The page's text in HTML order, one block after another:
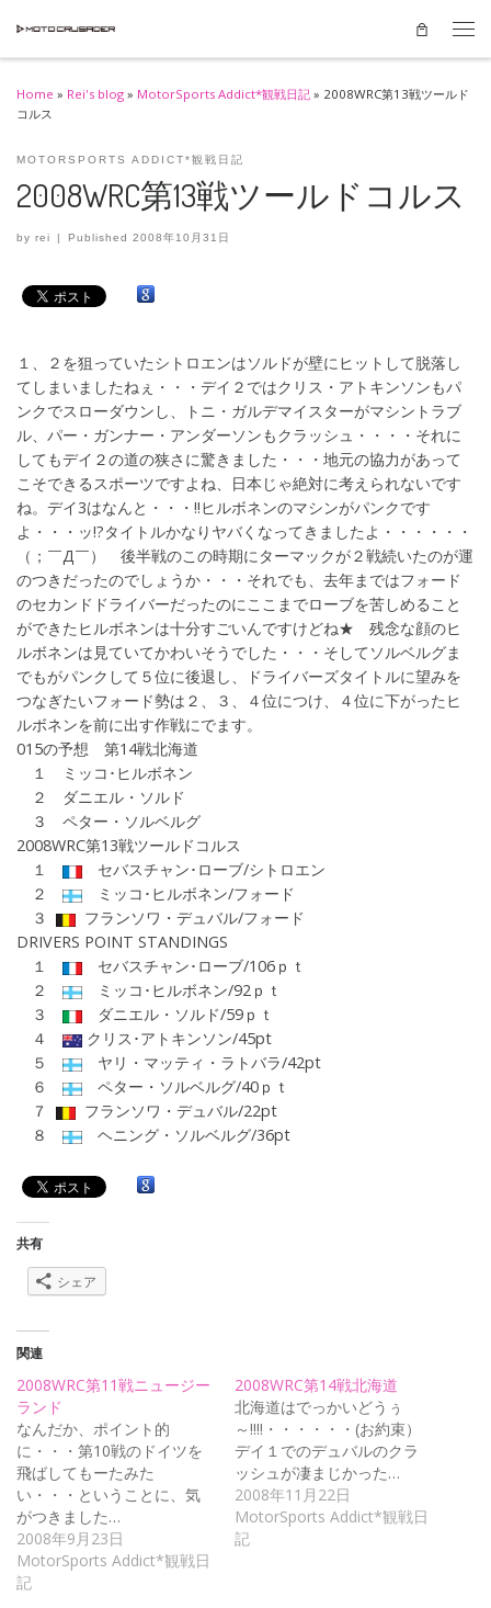
Skip to content
Home » Rei's blog » MotorSports Addict*観戦日記 » 2008WRC第13戦ツールド
コルス
MOTORSPORTS ADDICT*観戦日記
2008WRC第13戦ツールドコルス
by rei Published2008年10月31日
１、２を狙っていたシトロエンはソルドが壁にヒットして脱落し
てしまいましたねぇ・・・デイ２ではクリス・アトキンソンもパ
ンクでスローダウンし、トニ・ガルデマイスターがマシントラブ
ル、パー・ガンナー・アンダーソンもクラッシュ・・・・それに
してもデイ２の道の狭さに驚きました・・・地元の協力があって
こそできるスポーツですよね、日本じゃ絶対に考えられないです
ね。デイ3はなんと・・・!!ヒルボネンのマシンがパンクです
よ・・・ッ!?タイトルかなりヤバくなってきましたよ・・・・・・
（；￣Д￣） 後半戦のこの時期にターマックが２戦続いたのが運
のつきだったのでしょうか・・・それでも、去年まではフォード
のセカンドドライバーだったのにここまでローブを苦しめること
ができたヒルボネンは十分すごいんですけどね★ 残念な顔のヒ
ルボネンは見ていてかわいそうでした・・・そしてソルベルグま
でもがパンクして５位に後退し、ドライバーズタイトルに望みを
つなぎたいフォード勢は２、３、４位につけ、４位に下がったヒ
ルボネンを前に出す作戦にでます。
015の予想 第14戦北海道
１ ミッコ･ヒルボネン
２ ダニエル・ソルド
３ ペター・ソルベルグ
2008WRC第13戦ツールドコルス
１
セバスチャン･ローブ/シトロエン
２
ミッコ･ヒルボネン/フォード
３
フランソワ・デュバル/フォード
DRIVERS POINT STANDINGS
１
セバスチャン･ローブ/106ｐｔ
２
ミッコ･ヒルボネン/92ｐｔ
３
ダニエル・ソルド/59ｐｔ
４
クリス･アトキンソン/45pt
５
ヤリ・マッティ・ラトバラ/42pt
６
ペター・ソルベルグ/40ｐｔ
７
フランソワ・デュバル/22pt
８
ヘニング・ソルベルグ/36pt
共有
シェア
関連
2008WRC第11戦ニュージー
ランド
なんだか、ポイント的
に・・・第10戦のドイツを
飛ばしてもーたみた
い・・・ということに、気
がつきました…
2008年9月23日
MotorSports Addict*観戦日
記
2008WRC第14戦北海道
北海道はでっかいどうぅ
～!!!!・・・・・・(お約束）
デイ１でのデュバルのクラ
ッシュが凄まじかった…
2008年11月22日
MotorSports Addict*観戦日
記